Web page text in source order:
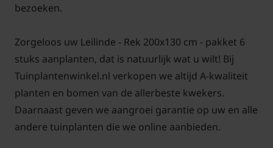
gemakkelijk. De boom kan in de winter hard
hoofdtakken. Hij kan desgewenst ook geschoren
worden als een haag. Dat laatste geeft een dicht
vertakt netwerk van takjes. Zodoende geeft het ook
in de winter nog een gevoel van privacy. Het nieuwe,
frisgroene blad verschijnt al vroeg in het jaar aan de
boom. De herfstkleur is geel. Vanwege de
bezoeken.
Zorgeloos uw Leilinde - Rek 200x130 cm - pakket 6
stuks aanplanten, dat is natuurlijk wat u wilt! Bij
Tuinplantenwinkel.nl verkopen we altijd A-kwaliteit
planten en bomen van de allerbeste kwekers.
Daarnaast geven we aangroei garantie op uw en alle
andere tuinplanten die we online aanbieden.